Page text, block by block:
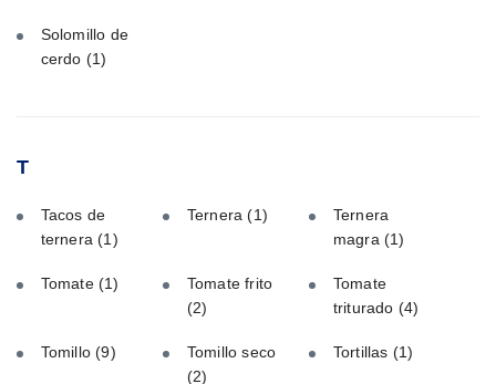
Solomillo de
cerdo (1)
T
Tacos de
ternera(1)
Ternera(1)
Ternera
magra(1)
Tomate (1)
Tomate frito
(2)
Tomate
triturado (4)
Tomillo(9)
Tomillo seco
(2)
Tortillas (1)